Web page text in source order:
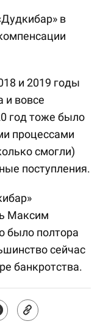
в
и 2019 годы
и вовсе
год тоже было
процессами
смогли)
поступления.
Максим
было полтора
сейчас
банкротства.